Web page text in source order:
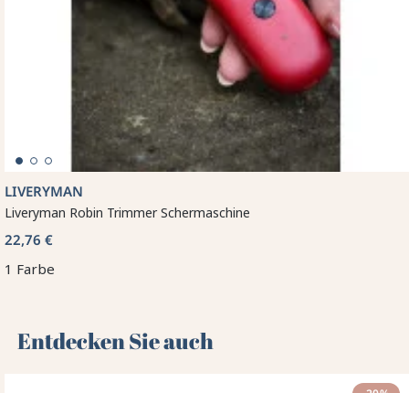
LIVERYMAN
Liveryman Robin Trimmer Schermaschine
22,76 €
1 Farbe
Entdecken Sie auch 🌻